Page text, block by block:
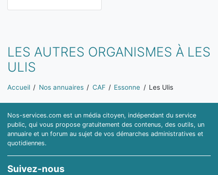
LES AUTRES ORGANISMES À LES
ULIS
Vous êtes ici:
Accueil Nos annuaires CAF Essonne Les Ulis
Nos-services.com est un média citoyen, indépendant du service
public, qui vous propose gratuitement des contenus, des outils, un
annuaire et un forum au sujet de vos démarches administratives et
quotidiennes.
Suivez-nous